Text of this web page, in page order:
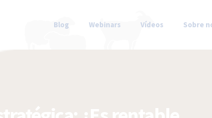
Blog Webinars Vídeos Sobre